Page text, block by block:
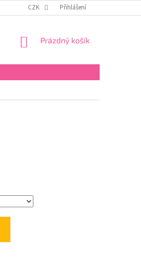
REKLAMAČNÍ ŘÁD
CZK Přihlášení
NÁKUPNÍ
Prázdný košík